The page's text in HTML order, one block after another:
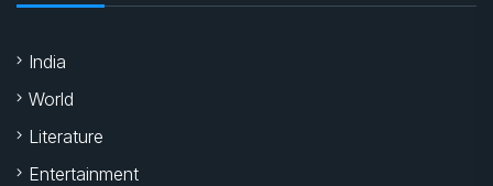
India
World
Literature
Entertainment